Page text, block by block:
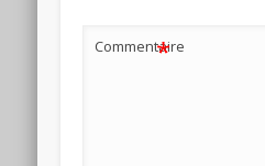
Commentaire
*